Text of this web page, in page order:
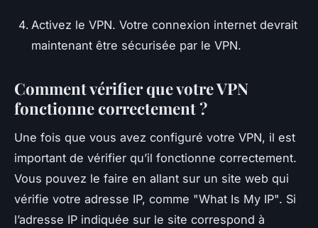
Activez le VPN. Votre connexion internet devrait
maintenant être sécurisée par le VPN.
Comment vérifier que votre VPN
fonctionne correctement ?
Une fois que vous avez configuré votre VPN, il est
important de vérifier qu’il fonctionne correctement.
Vous pouvez le faire en allant sur un site web qui
vérifie votre adresse IP, comme "What Is My IP". Si
l’adresse IP indiquée sur le site correspond à